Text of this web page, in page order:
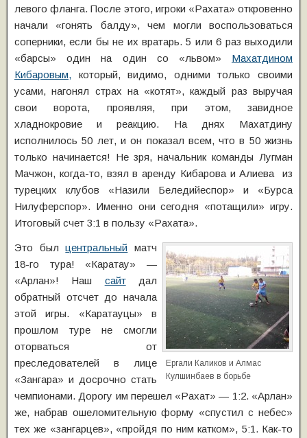
левого фланга. После этого, игроки «Рахата» откровенно
начали «гонять балду», чем могли воспользоваться
соперники, если бы не их вратарь. 5 или 6 раз выходили
«барсы» один на один со «львом» Махатдином
Кибаровым, который, видимо, одними только своими
усами, нагонял страх на «котят», каждый раз выручая
свои ворота, проявляя, при этом, завидное
хладнокровие и реакцию. На днях Махатдину
исполнилось 50 лет, и он показал всем, что в 50 жизнь
только начинается! Не зря, начальник команды Лугман
Мачжон, когда-то, взял в аренду Кибарова и Алиева из
турецких клубов «Назили Беледийеспор» и «Бурса
Нилуферспор». Именно они сегодня «потащили» игру.
Итоговый счет 3:1 в пользу «Рахата».
Ергали Каликов и Алмас
Кулшинбаев в борьбе
Это былцентральный матч
18-го тура! «Каратау» —
«Арлан»! Наш сайтдал
обратный отсчет до начала
этой игры. «Каратауцы» в
прошлом туре не смогли
оторваться от
преследователей в лице
«Зангара» и досрочно стать
чемпионами. Дорогу им перешел «Рахат» — 1:2. «Арлан»
же, набрав ошеломительную форму «спустил с небес»
тех же «зангарцев», «пройдя по ним катком», 5:1. Как-то